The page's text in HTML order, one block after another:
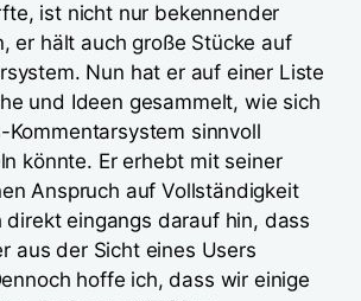
ist nicht nur bekennender
er hält auch große Stücke auf
Nun hat er auf einer Liste
und Ideen gesammelt, wie sich
Kommentarsystem sinnvoll
könnte. Er erhebt mit seiner
Anspruch auf Vollständigkeit
direkt eingangs darauf hin, dass
aus der Sicht eines Users
hoffe ich, dass wir einige